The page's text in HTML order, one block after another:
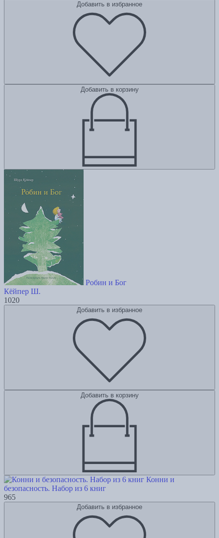
Добавить в избранное
Добавить в корзину
Робин и Бог
Кёйпер Ш.
1020
Добавить в избранное
Добавить в корзину
Конни и
безопасность. Набор из 6 книг
965
Добавить в избранное